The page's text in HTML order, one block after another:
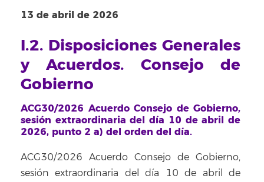
13 de abril de 2026
I.2. Disposiciones Generales
y Acuerdos. Consejo de
Gobierno
ACG30/2026 Acuerdo Consejo de Gobierno,
sesión extraordinaria del día 10 de abril de
2026, punto 2 a) del orden del día.
ACG30/2026 Acuerdo Consejo de Gobierno,
sesión extraordinaria del día 10 de abril de